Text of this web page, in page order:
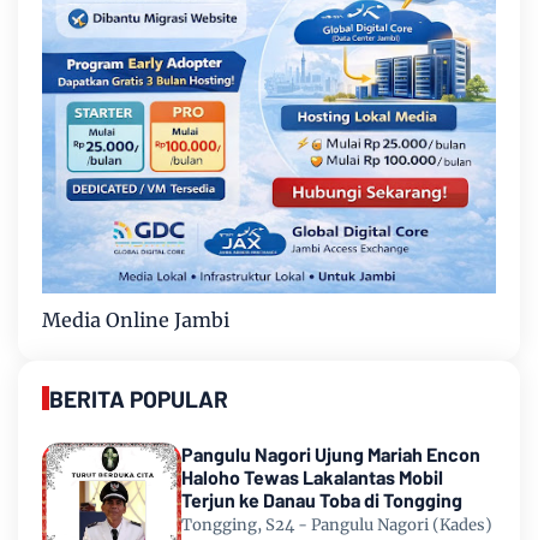
Media Online Jambi
BERITA POPULAR
Pangulu Nagori Ujung Mariah Encon
Haloho Tewas Lakalantas Mobil
Terjun ke Danau Toba di Tongging
Tongging, S24 - Pangulu Nagori (Kades)